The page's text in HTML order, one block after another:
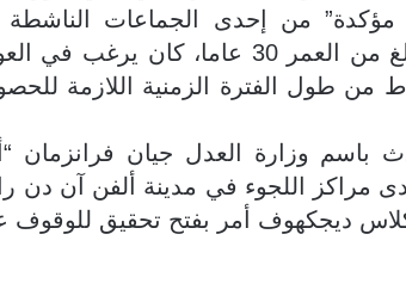
مؤكدة” من إحدى الجماعات
الماضي، ويبلغ من العمر 30 عاما،
من طول الفترة الزمنية اللازمة
باسم وزارة العدل جيان
مراكز اللجوء في مدينة ألفن آن دن
ديجكهوف أمر بفتح تحقيق للوقوف